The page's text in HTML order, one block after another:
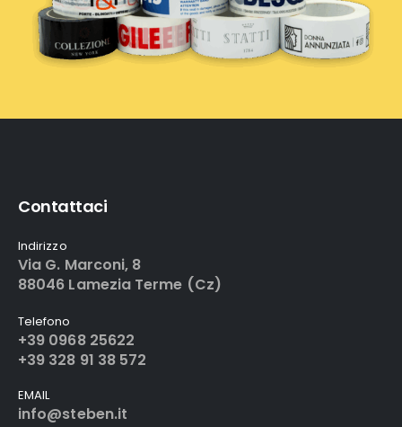
Contattaci
Indirizzo
Via G. Marconi, 8
88046 Lamezia Terme (Cz)
Telefono
+39 0968 25622
+39 328 91 38 572
EMAIL
info@steben.it